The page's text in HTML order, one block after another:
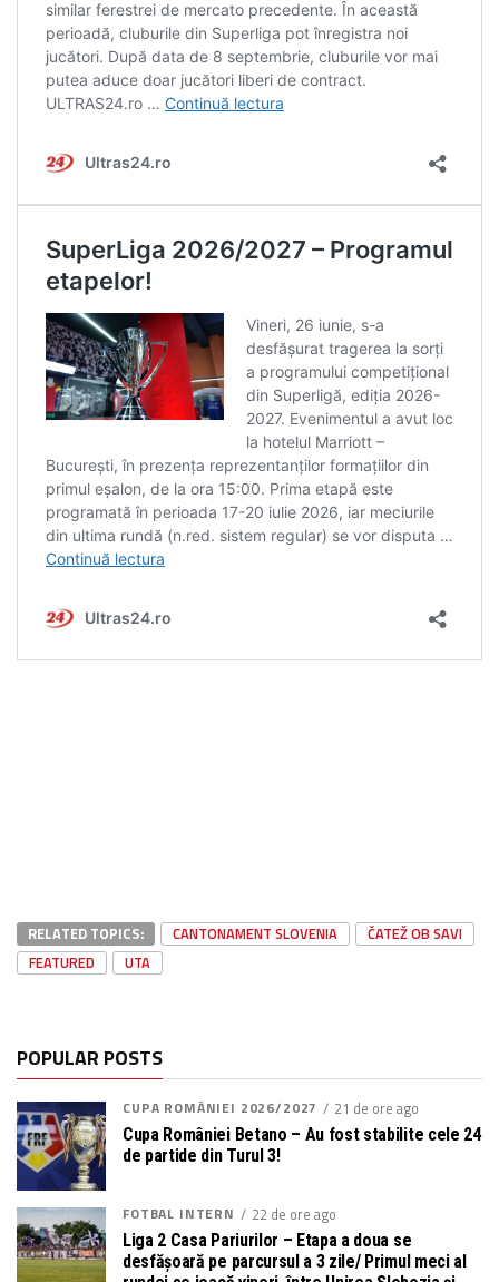
RELATED TOPICS: CANTONAMENT SLOVENIA
ČATEŽ OB SAVI
FEATURED
UTA
POPULAR POSTS
CUPA ROMÂNIEI 2026/2027 21 de ore ago
Cupa României Betano – Au fost stabilite cele 24
de partide din Turul 3!
FOTBAL INTERN 22 de ore ago
Liga 2 Casa Pariurilor – Etapa a doua se
desfășoară pe parcursul a 3 zile/ Primul meci al